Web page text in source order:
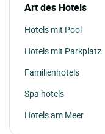
Art des Hotels
Hotels mit Pool
Hotels mit Parkplatz
Familienhotels
Spa hotels
Hotels am Meer